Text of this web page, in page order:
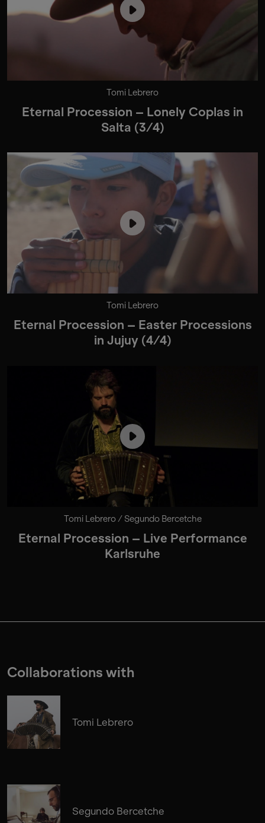
Tomi Lebrero
Eternal Procession – Lonely Coplas in
Salta (3/4)
Tomi Lebrero
Eternal Procession – Easter Processions
in Jujuy (4/4)
Tomi Lebrero / Segundo Bercetche
Eternal Procession – Live Performance
Karlsruhe
Collaborations with
Tomi Lebrero
Segundo Bercetche